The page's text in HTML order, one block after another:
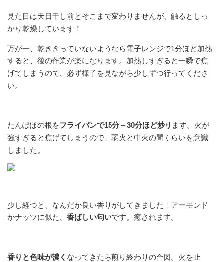
見た目は天日干し前とそこまで変わりませんが、触るとしっ
かり乾燥しています！
万が一、乾ききっていないようなら電子レンジで1分ほど加熱
すると、後の作業が楽になります。加熱しすぎると一瞬で焦
げてしまうので、必ず様子を見ながら少しずつ行ってくださ
い。
たんぽぽの根をフライパンで15分～30分ほど炒り ます。火が
強すぎると焦げてしまうので、弱火と中火の間くらいを意識
しました。
少し経つと、なんだか良い香りがしてきました！アーモンド
かナッツに似た、 香ばしい匂いです。癒されます。
香りと色味が濃く なってきたら煎り終わりの合図。火を止